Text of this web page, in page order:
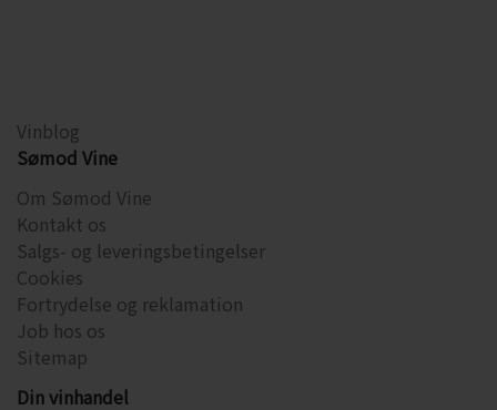
Vinblog
Sømod Vine
Om Sømod Vine
Kontakt os
Salgs- og leveringsbetingelser
Cookies
Fortrydelse og reklamation
Job hos os
Sitemap
Din vinhandel